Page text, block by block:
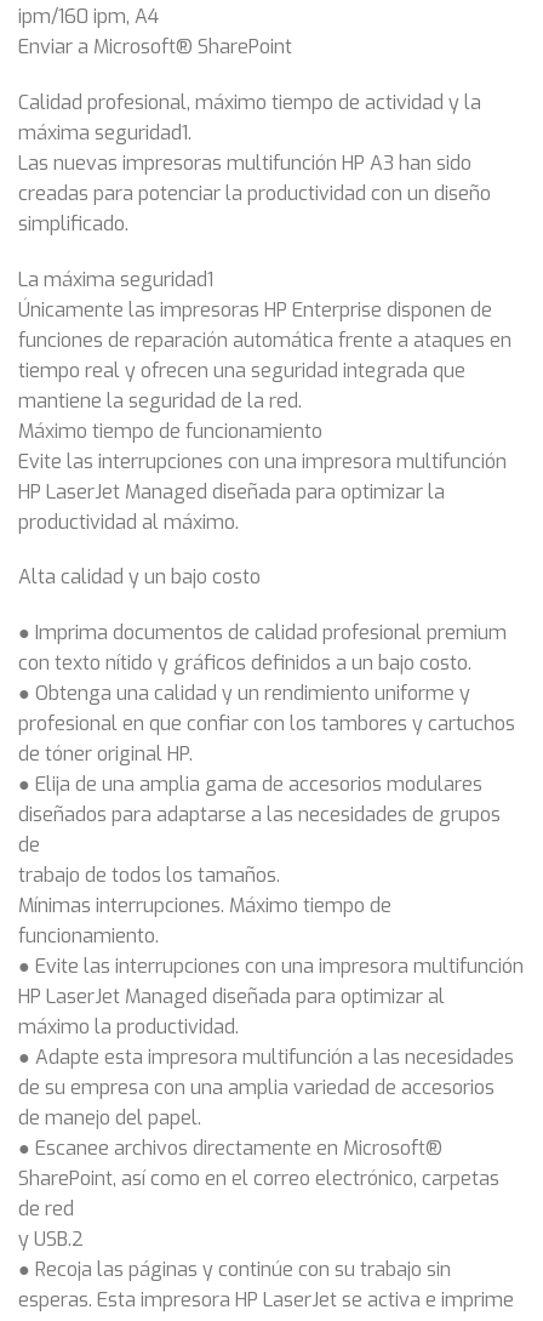
ipm/160 ipm, A4
Enviar a Microsoft® SharePoint
Calidad profesional, máximo tiempo de actividad y la
máxima seguridad1.
Las nuevas impresoras multifunción HP A3 han sido
creadas para potenciar la productividad con un diseño
simplificado.
La máxima seguridad1
Únicamente las impresoras HP Enterprise disponen de
funciones de reparación automática frente a ataques en
tiempo real y ofrecen una seguridad integrada que
mantiene la seguridad de la red.
Máximo tiempo de funcionamiento
Evite las interrupciones con una impresora multifunción
HP LaserJet Managed diseñada para optimizar la
productividad al máximo.
Alta calidad y un bajo costo
● Imprima documentos de calidad profesional premium
con texto nítido y gráficos definidos a un bajo costo.
● Obtenga una calidad y un rendimiento uniforme y
profesional en que confiar con los tambores y cartuchos
de tóner original HP.
● Elija de una amplia gama de accesorios modulares
diseñados para adaptarse a las necesidades de grupos
de
trabajo de todos los tamaños.
Mínimas interrupciones. Máximo tiempo de
funcionamiento.
● Evite las interrupciones con una impresora multifunción
HP LaserJet Managed diseñada para optimizar al
máximo la productividad.
● Adapte esta impresora multifunción a las necesidades
de su empresa con una amplia variedad de accesorios
de manejo del papel.
● Escanee archivos directamente en Microsoft®
SharePoint, así como en el correo electrónico, carpetas
de red
y USB.2
● Recoja las páginas y continúe con su trabajo sin
esperas. Esta impresora HP LaserJet se activa e imprime